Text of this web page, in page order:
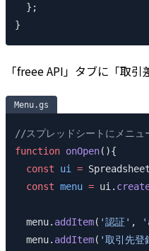
  };
}
「freee API」タブに「取引
Menu.gs
//スプレッドシートにメニュ
function onOpen(){
  const
ui =
  const
menu = ui.
  menu.
addItem( '認証' ,
  menu.
addItem( '取引先登